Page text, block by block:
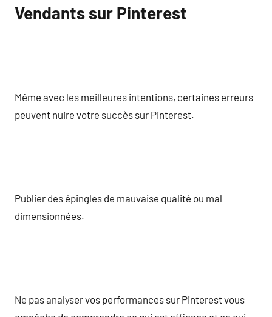
Vendants sur Pinterest
Même avec les meilleures intentions, certaines erreurs
peuvent nuire votre succès sur Pinterest.
Publier des épingles de mauvaise qualité ou mal
dimensionnées.
Ne pas analyser vos performances sur Pinterest vous